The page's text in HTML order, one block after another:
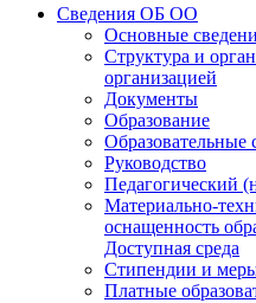
Сведения ОБ ОО
Основные
Структура и
организацией
Документы
Образование
Образовательные
Руководство
Педагогический
Материально-
оснащенность
Доступная среда
Стипендии и
Платные